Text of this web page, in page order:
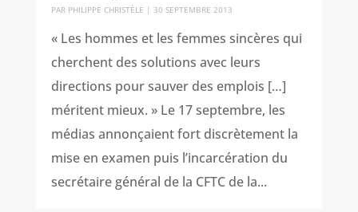
PAR PHILIPPE CHRISTÈLE | 30 SEPTEMBRE 2013
« Les hommes et les femmes sincères qui
cherchent des solutions avec leurs
directions pour sauver des emplois […]
méritent mieux. » Le 17 septembre, les
médias annonçaient fort discrètement la
mise en examen puis l’incarcération du
secrétaire général de la CFTC de la...